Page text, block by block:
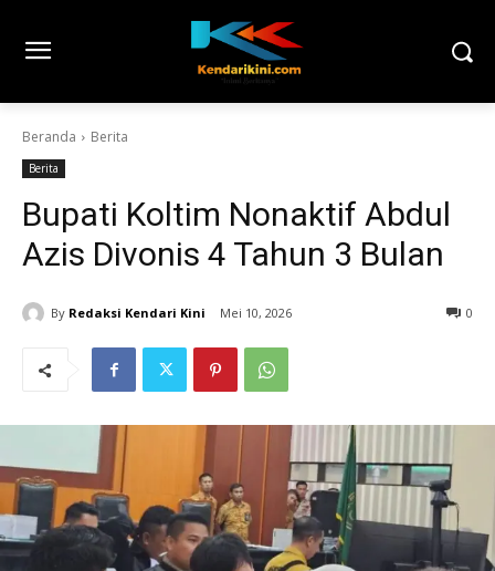
Beranda Berita
Berita
Bupati Koltim Nonaktif Abdul
Azis Divonis 4 Tahun 3 Bulan
By Redaksi Kendari Kini Mei 10, 2026 0